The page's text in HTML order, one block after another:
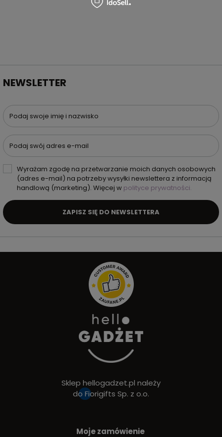
NEWSLETTER
Podaj swoje imię i nazwisko
Podaj swój adres e-mail
Wyrażam zgodę na przetwarzanie moich danych osobowych
(adres e-mail) na potrzeby wysyłki newslettera z informacją
handlową (marketing). Więcej w polityce prywatności.
ZAPISZ SIĘ DO NEWSLETTERA
Sklep hellogadzet.pl należy
do Fiorigifts Sp. z o.o.
Moje zamówienie